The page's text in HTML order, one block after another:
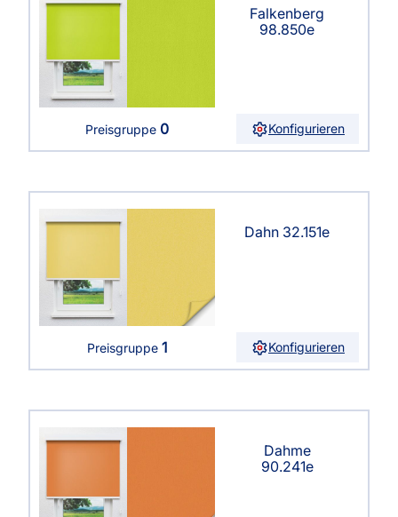
Falkenberg
98.850e
Preisgruppe 0 Konfigurieren
Dahn 32.151e
Preisgruppe 1 Konfigurieren
Dahme
90.241e